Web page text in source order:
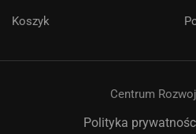
Koszyk
Centrum
Polityka